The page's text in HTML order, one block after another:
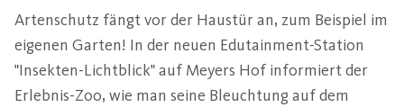
Artenschutz fängt vor der Haustür an, zum Beispiel im
eigenen Garten! In der neuen Edutainment-Station
"Insekten-Lichtblick" auf Meyers Hof informiert der
Erlebnis-Zoo, wie man seine Bleuchtung auf dem